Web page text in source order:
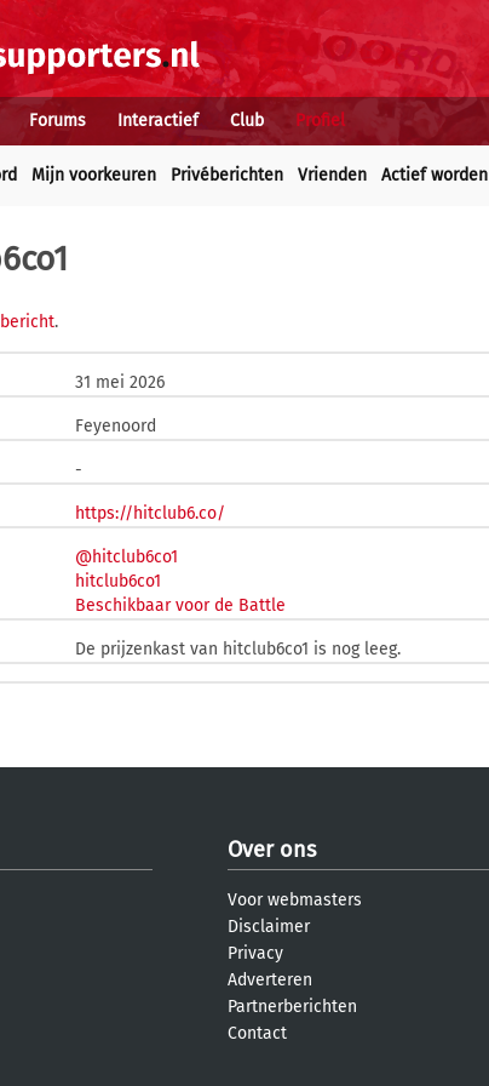
Forums Interactief Club Profiel
Mijn voorkeuren Privéberichten Vrienden Actief worden
.
31 mei 2026
Feyenoord
-
https://hitclub6.co/
@hitclub6co1
hitclub6co1
Beschikbaar voor de Battle
De prijzenkast van hitclub6co1 is nog leeg.
Over ons
Voor webmasters
Disclaimer
Privacy
Adverteren
Partnerberichten
Contact